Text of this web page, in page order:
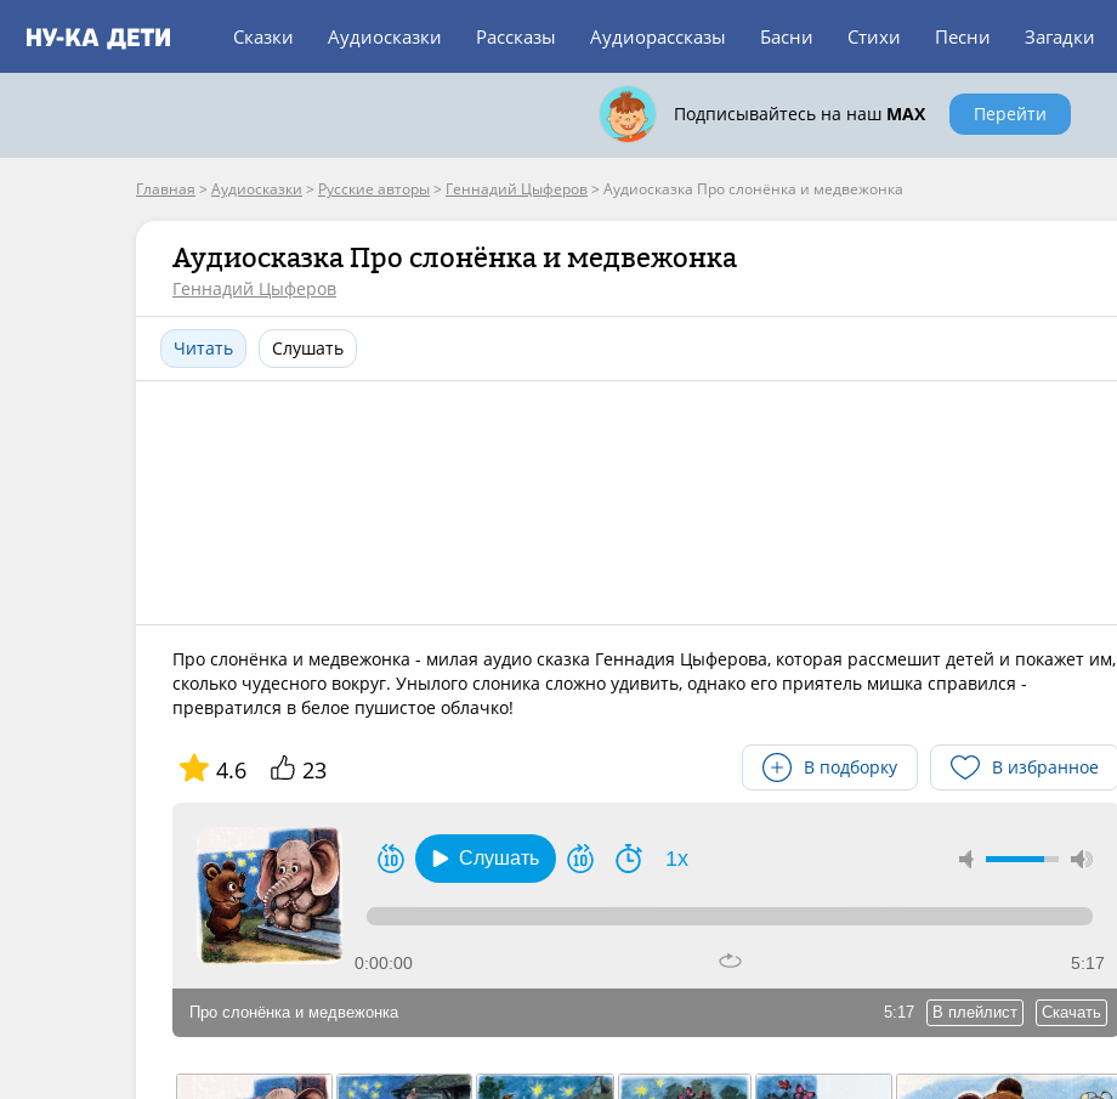
Сказки Аудиосказки Рассказы Аудиорассказы Басни Стихи Песни Загадки
Подписывайтесь на наш MAX Перейти
Главная > Аудиосказки > Русские авторы > Геннадий Цыферов> Аудиосказка Про слонёнка и медвежонка
Аудиосказка Про слонёнка и медвежонка
Геннадий Цыферов
Читать Слушать
Про слонёнка и медвежонка - милая аудио сказка Геннадия Цыферова, которая рассмешит детей и покажет им,
сколько чудесного вокруг. Унылого слоника сложно удивить, однако его приятель мишка справился -
превратился в белое пушистое облачко!
4.6 23 В подборку В избранное
Слушать 1x
0:00:00 5:17
5:17 В плейлист Скачать
Про слонёнка и медвежонка